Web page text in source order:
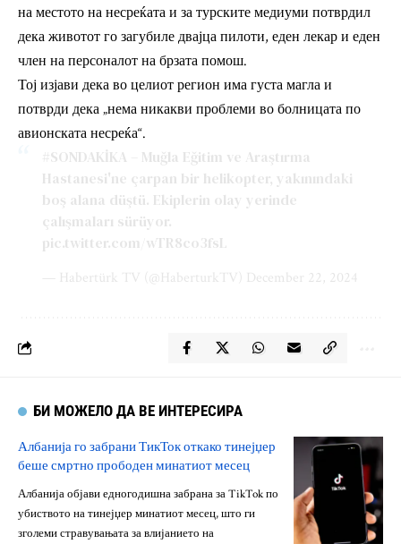
на местото на несреќата и за турските медиуми потврдил
дека животот го загубиле двајца пилоти, еден лекар и еден
член на персоналот на брзата помош.
Тој изјави дека во целиот регион има густа магла и
потврди дека „нема никакви проблеми во болницата по
авионската несреќа“.
#SONDAKİKA – Muğla Eğitim ve Araştırma
Hastanesi'ne çarpan bir helikopter, yakınındaki
boş alana düştü. Ekiplerin olay yerinde
çalışmaları sürüyor.
pic.twitter.com/wTR8co3fsL
— Habertürk TV (@HaberturkTV) December 22, 2024
БИ МОЖЕЛО ДА ВЕ ИНТЕРЕСИРА
Албанија го забрани ТикТок откако тинејџер
беше смртно прободен минатиот месец
Албанија објави едногодишна забрана за TikTok по
убиството на тинејџер минатиот месец, што ги
зголеми стравувањата за влијанието на